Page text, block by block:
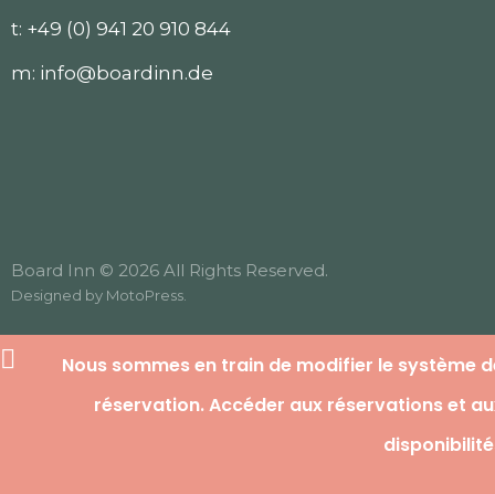
t: +49 (0) 941 20 910 844
m: info@boardinn.de
Board Inn © 2026 All Rights Reserved.
Designed by MotoPress
Nous sommes en train de modifier le système
réservation. Accéder aux réservations et